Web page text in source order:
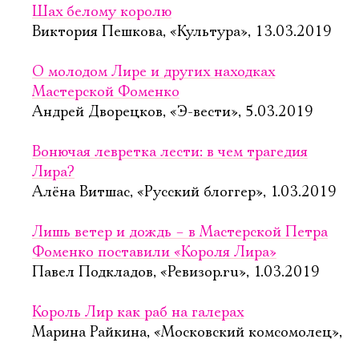
Шах белому королю
Виктория Пешкова, «Культура», 13.03.2019
О молодом Лире и других находках
Мастерской Фоменко
Андрей Дворецков, «Э-вести», 5.03.2019
Вонючая левретка лести: в чем трагедия
Лира?
Алёна Витшас, «Русский блоггер», 1.03.2019
Лишь ветер и дождь – в Мастерской Петра
Фоменко поставили «Короля Лира»
Павел Подкладов, «Ревизор.ru», 1.03.2019
Король Лир как раб на галерах
Марина Райкина, «Московский комсомолец»,